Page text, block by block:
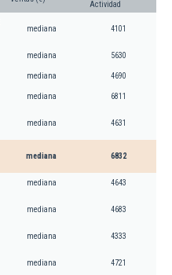
Actividad
mediana 4101
mediana 5630
mediana 4690
mediana 6811
mediana 4631
mediana 6832
mediana 4643
mediana 4683
mediana 4333
mediana 4721